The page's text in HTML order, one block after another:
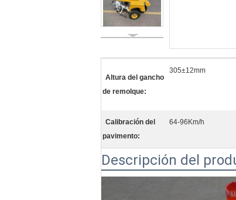
Altura del gancho
de remolque:
305±12mm
Calibración del
pavimento:
64-96Km/h
Descripción del